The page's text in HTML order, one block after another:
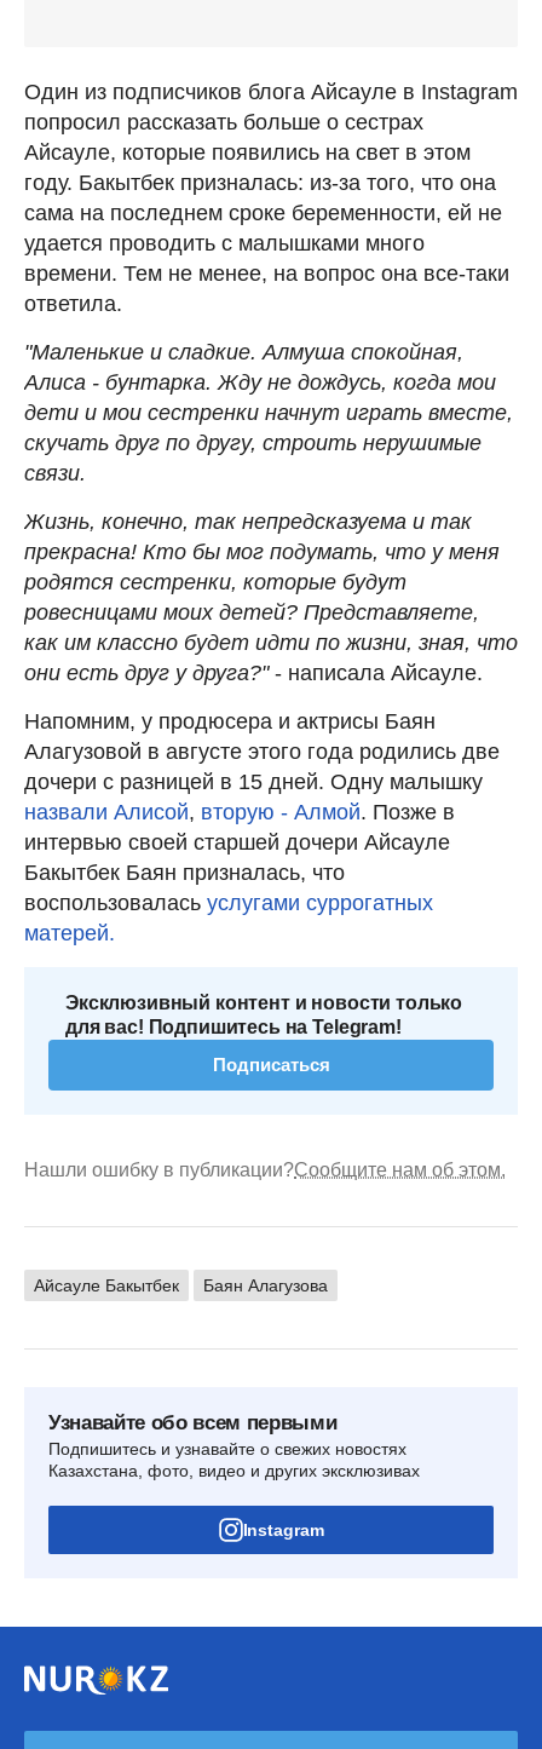
Один из подписчиков блога Айсауле в Instagram
попросил рассказать больше о сестрах
Айсауле, которые появились на свет в этом
году. Бакытбек призналась: из-за того, что она
сама на последнем сроке беременности, ей не
удается проводить с малышками много
времени. Тем не менее, на вопрос она все-таки
ответила.
"Маленькие и сладкие. Алмуша спокойная,
Алиса - бунтарка. Жду не дождусь, когда мои
дети и мои сестренки начнут играть вместе,
скучать друг по другу, строить нерушимые
связи.
Жизнь, конечно, так непредсказуема и так
прекрасна! Кто бы мог подумать, что у меня
родятся сестренки, которые будут
ровесницами моих детей? Представляете,
как им классно будет идти по жизни, зная, что
они есть друг у друга?" - написала Айсауле.
Напомним, у продюсера и актрисы Баян
Алагузовой в августе этого года родились две
дочери с разницей в 15 дней. Одну малышку
назвали Алисой, вторую - Алмой. Позже в
интервью своей старшей дочери Айсауле
Бакытбек Баян призналась, что
воспользовалась услугами суррогатных
матерей.
Эксклюзивный контент и новости только
для вас! Подпишитесь на Telegram!
Подписаться
Нашли ошибку в публикации?Сообщите нам об этом.
Айсауле Бакытбек Баян Алагузова
Узнавайте обо всем первыми
Подпишитесь и узнавайте о свежих новостях
Казахстана, фото, видео и других эксклюзивах
Instagram